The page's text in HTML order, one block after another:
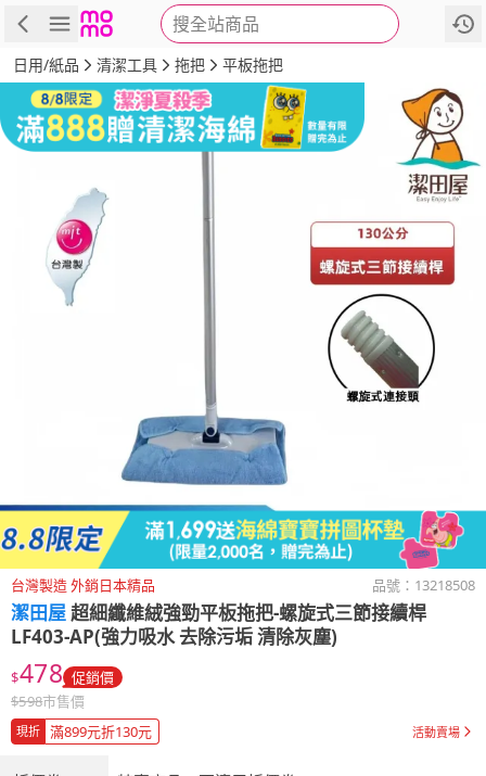
搜全站商品
商品 評價 詳情
日用/紙品 清潔工具 拖把 平板拖把
台灣製造 外銷日本精品 品號： 13218508
潔田屋超細纖維絨強勁平板拖把-螺旋式三節接續桿
LF403-AP(強力吸水 去除污垢 清除灰塵)
$478 促銷價
$598市售價
現折 滿899元折130元 活動賣場